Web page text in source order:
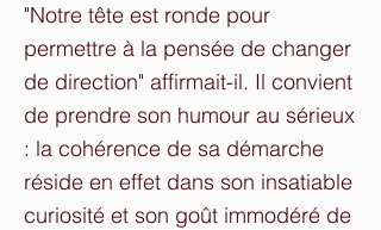
"Notre tête est ronde pour
permettre à la pensée de changer
de direction" affirmait-il. Il convient
de prendre son humour au sérieux
: la cohérence de sa démarche
réside en effet dans son insatiable
curiosité et son goût immodéré de